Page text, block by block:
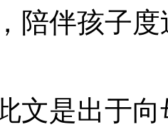
陪伴孩子
文是出于